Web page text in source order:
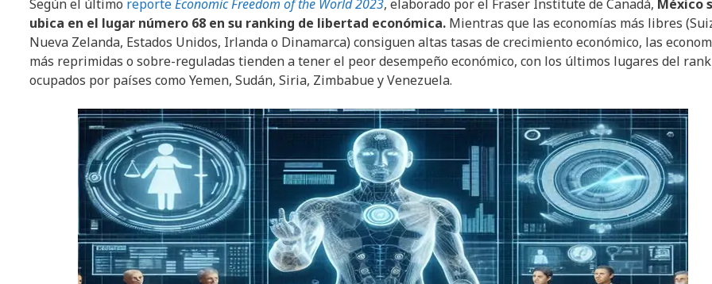
Según el último reporteEconomic Freedom of the World 2023, elaborado por el Fraser Institute de Canadá, México
ubica en el lugar número 68 en su ranking de libertad económica. Mientras que las economías más libres
Nueva Zelanda, Estados Unidos, Irlanda o Dinamarca) consiguen altas tasas de crecimiento económico, las
más reprimidas o sobre-reguladas tienden a tener el peor desempeño económico, con los últimos lugares del
ocupados por países como Yemen, Sudán, Siria, Zimbabue y Venezuela.